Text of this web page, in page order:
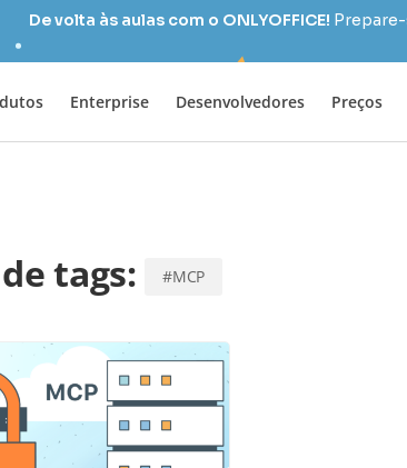
De volta às aulas com o ONLYOFFICE!
Enterprise Desenvolvedores Preços
tags: #MCP